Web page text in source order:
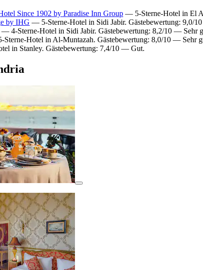
Since 1902 by Paradise Inn Group — 5-Sterne-Hotel in El
by IHG — 5-Sterne-Hotel in Sidi Jabir. Gästebewertung: 9,0/
— 4-Sterne-Hotel in Sidi Jabir. Gästebewertung: 8,2/10 — Sehr
Hotel in Al-Muntazah. Gästebewertung: 8,0/10 — Sehr
in Stanley. Gästebewertung: 7,4/10 — Gut.